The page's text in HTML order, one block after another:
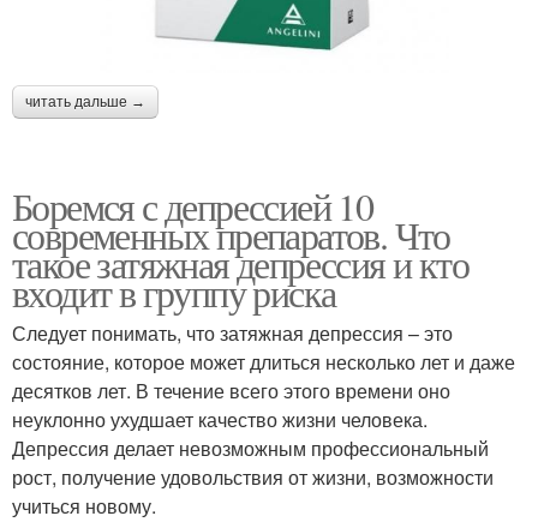
читать дальше →
Боремся с депрессией 10
современных препаратов. Что
такое затяжная депрессия и кто
входит в группу риска
Следует понимать, что затяжная депрессия – это
состояние, которое может длиться несколько лет и даже
десятков лет. В течение всего этого времени оно
неуклонно ухудшает качество жизни человека.
Депрессия делает невозможным профессиональный
рост, получение удовольствия от жизни, возможности
учиться новому.